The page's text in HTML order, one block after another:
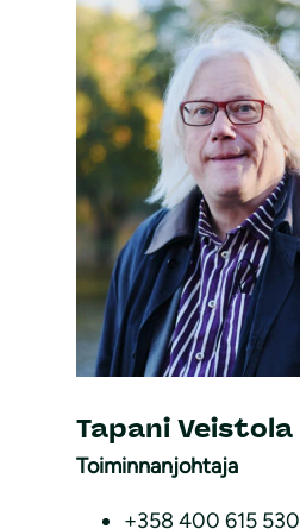
Toiminnanjohtaja
Tapani Veistola
+358 400 615 530